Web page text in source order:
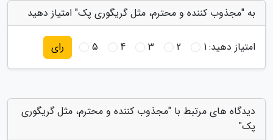
به "مجذوب کننده و محترم، مثل گریگوری پک" امتیاز دهید
امتیاز دهید:1
2
3
4
5 رای
دیدگاه های مرتبط با "مجذوب کننده و محترم، مثل گریگوری
پک"